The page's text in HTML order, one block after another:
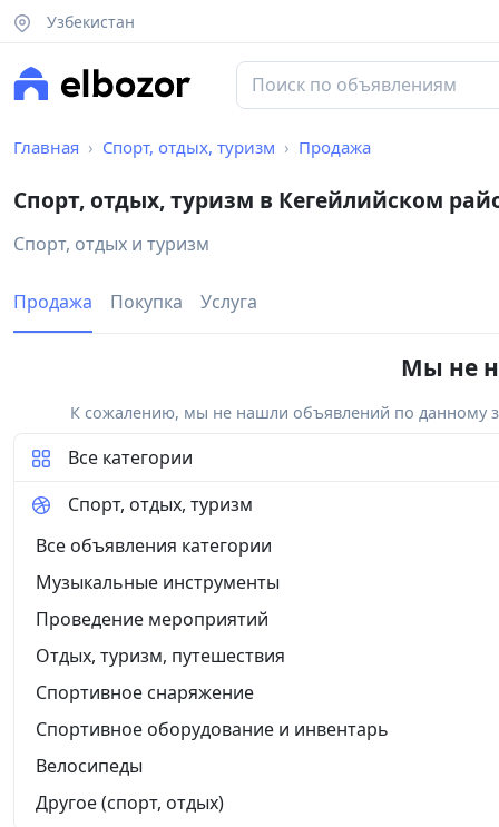
Узбекистан
Главная Спорт, отдых, туризм Продажа
Спорт, отдых, туризм в Кегейлийском
Спорт, отдых и туризм
Продажа Покупка Услуга
Мы не
К сожалению, мы не нашли объявлений по данному
Все категории
Спорт, отдых, туризм
Все объявления категории
Музыкальные инструменты
Проведение мероприятий
Отдых, туризм, путешествия
Спортивное снаряжение
Спортивное оборудование и инвентарь
Велосипеды
Другое (спорт, отдых)